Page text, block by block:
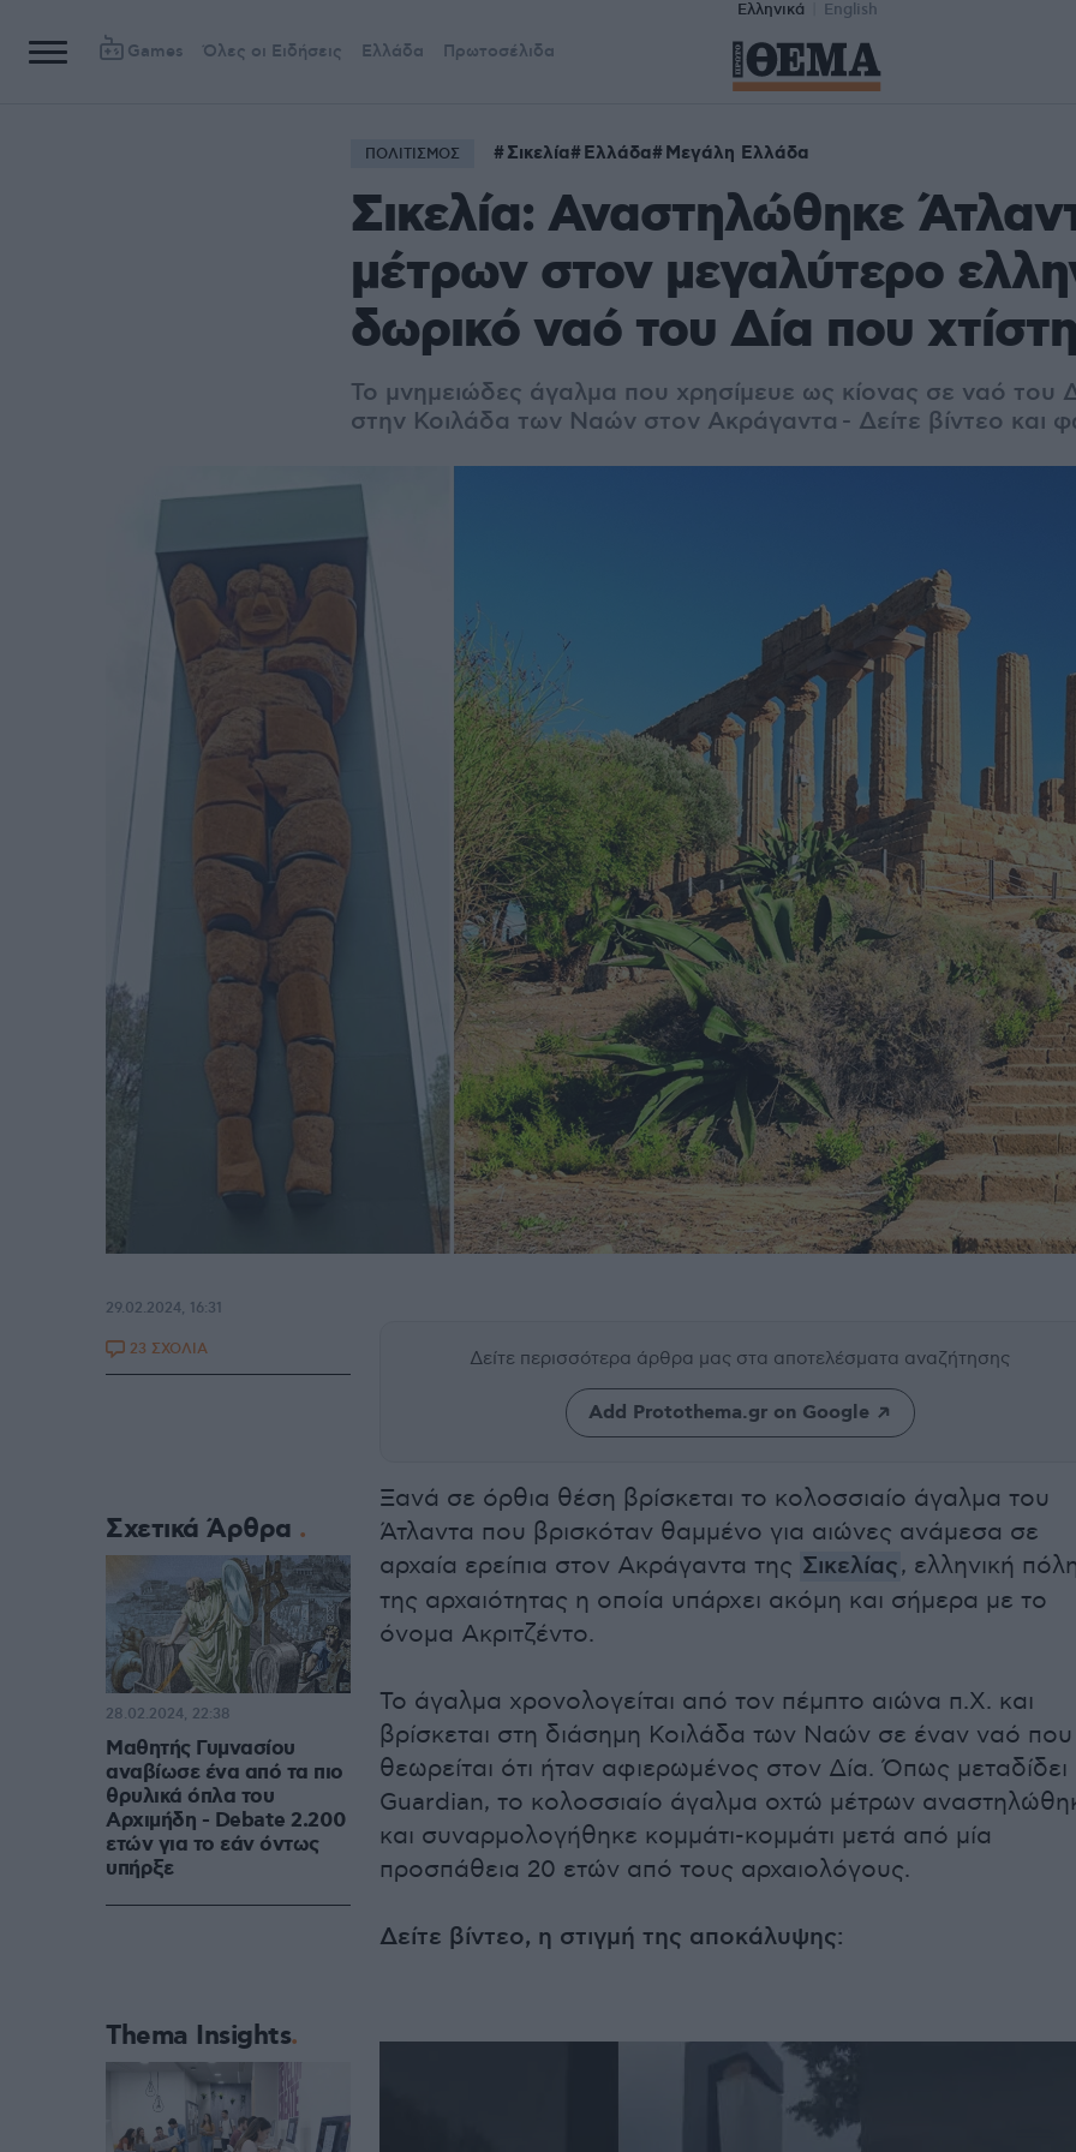
Ελληνικά English
Games Όλες οι Ειδήσεις Ελλάδα Πρωτοσέλιδα
ΠΟΛΙΤΙΣΜΟΣ Σικελία Ελλάδα Μεγάλη Ελλάδα
Σικελία: Αναστηλώθηκε
μέτρων στον μεγαλύτερο
δωρικό ναό του Δία που
Το μνημειώδες άγαλμα που χρησίμευε ως κίονας σε ναό του
στην Κοιλάδα των Ναών στον Ακράγαντα - Δείτε βίντεο και
Δείτε περισσότερα άρθρα μας στα αποτελέσματα αναζήτησης
Add Protothema.gr on Google
Ξανά σε όρθια θέση βρίσκεται το κολοσσιαίο άγαλμα του
Άτλαντα που βρισκόταν θαμμένο για αιώνες ανάμεσα σε
αρχαία ερείπια στον Ακράγαντα της Σικελίας, ελληνική
της αρχαιότητας η οποία υπάρχει ακόμη και σήμερα με το
όνομα Ακριτζέντο.
Το άγαλμα χρονολογείται από τον πέμπτο αιώνα π.Χ. και
βρίσκεται στη διάσημη Κοιλάδα των Ναών σε έναν ναό που
θεωρείται ότι ήταν αφιερωμένος στον Δία. Όπως μεταδίδει
Guardian, το κολοσσιαίο άγαλμα οχτώ μέτρων
και συναρμολογήθηκε κομμάτι-κομμάτι μετά από μία
προσπάθεια 20 ετών από τους αρχαιολόγους.
Δείτε βίντεο, η στιγμή της αποκάλυψης:
29.02.2024, 16:31
23 ΣΧΟΛΙΑ
Σχετικά Άρθρα
Μαθητής Γυμνασίου
αναβίωσε ένα από τα πιο
θρυλικά όπλα του
Αρχιμήδη - Debate 2.200
ετών για το εάν όντως
υπήρξε
28.02.2024, 22:38
Thema Insights